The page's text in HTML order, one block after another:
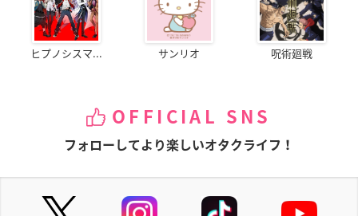
ヒプノシスマ... サンリオ 呪術廻戦
OFFICIAL SNS
フォローしてより楽しいオタクライフ！